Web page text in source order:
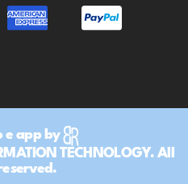
e app by
TECHNOLOGY. All